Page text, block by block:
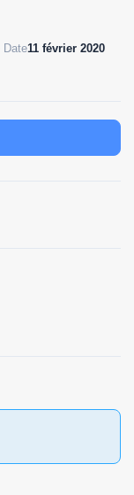
Date11 février 2020